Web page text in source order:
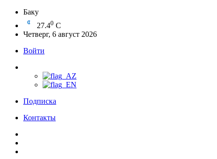
Баку
27.40 C
Четверг, 6 август 2026
Войти
Подписка
Контакты